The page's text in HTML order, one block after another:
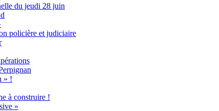
du jeudi 28 juin
policière et judiciaire
» !
à construire !
»